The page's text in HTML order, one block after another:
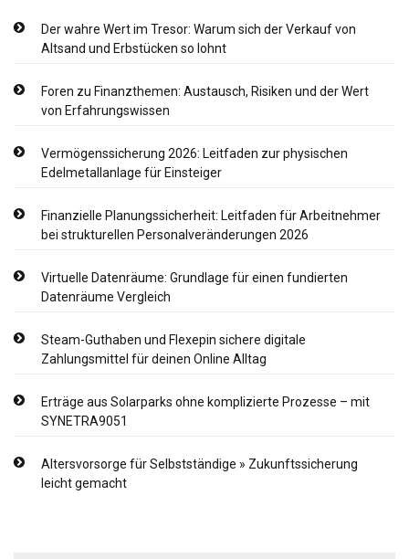
Der wahre Wert im Tresor: Warum sich der Verkauf von
Altsand und Erbstücken so lohnt
Foren zu Finanzthemen: Austausch, Risiken und der Wert
von Erfahrungswissen
Vermögenssicherung 2026: Leitfaden zur physischen
Edelmetallanlage für Einsteiger
Finanzielle Planungssicherheit: Leitfaden für Arbeitnehmer
bei strukturellen Personalveränderungen 2026
Virtuelle Datenräume: Grundlage für einen fundierten
Datenräume Vergleich
Steam-Guthaben und Flexepin sichere digitale
Zahlungsmittel für deinen Online Alltag
Erträge aus Solarparks ohne komplizierte Prozesse – mit
SYNETRA9051
Altersvorsorge für Selbstständige » Zukunftssicherung
leicht gemacht